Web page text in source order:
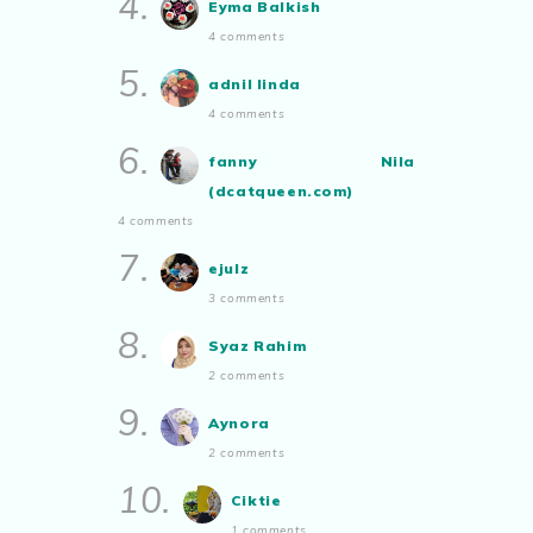
Malaysian.. tunjukkan bakatmu!”
Eyma Balkish
4 comments
5. adnil linda
4 comments
6.
fanny Nila
(dcatqueen.com)
4 comments
7. ejulz
3 comments
8. Syaz Rahim
2 comments
9. Aynora
2 comments
10. Ciktie
1 comments